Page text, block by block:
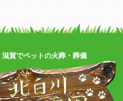
滋賀でペットの火葬・葬儀